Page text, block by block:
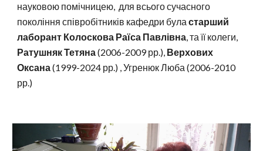
науковою помічницею, для всього сучасного
покоління співробітників кафедри буластарший
лаборант Колоскова Раїса Павлівна, та її колеги,
Ратушняк Тетяна(2006-2009 рр.), Верхових
Оксана(1999-2024 рр.) , Угренюк Люба (2006-2010
рр.)